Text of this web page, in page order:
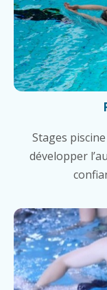
Stages
développer